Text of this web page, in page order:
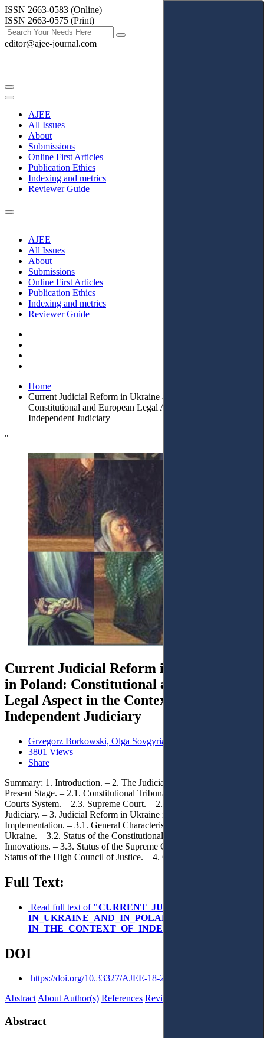
ISSN 2663-0583 (Online)
ISSN 2663-0575 (Print)
editor@ajee-journal.com
AJEE
All Issues
About
Submissions
Online First Articles
Publication Ethics
Indexing and metrics
Reviewer Guide
AJEE
All Issues
About
Submissions
Online First Articles
Publication Ethics
Indexing and metrics
Reviewer Guide
Home
Current Judicial Reform in Ukraine and in Poland:
Constitutional and European Legal Aspect in the Context of
Independent Judiciary
"
Current Judicial Reform in Ukraine and
in Poland: Constitutional and European
Legal Aspect in the Context of
Independent Judiciary
Grzegorz Borkowski, Olga Sovgyria
3801 Views
Share
Summary: 1. Introduction. – 2. The Judicial System of Poland at the
Present Stage. – 2.1. Constitutional Tribunal. – 2.2. The Common
Courts System. – 2.3. Supreme Court. – 2.4. National Council for
Judiciary. – 3. Judicial Reform in Ukraine in 2016: Problems of
Implementation. – 3.1. General Characteristics of the Judiciary in
Ukraine. – 3.2. Status of the Constitutional Court of Ukraine: Main
Innovations. – 3.3. Status of the Supreme Court and Courts. – 3.4.
Status of the High Council of Justice. – 4. Concluding Remarks.
Full Text:
Read full text of "CURRENT_JUDICIAL_REFORM_
DOI
https://doi.org/10.33327/AJEE-18-2.3-a000011
AbstractAbout Author(s) References Reviews
Abstract